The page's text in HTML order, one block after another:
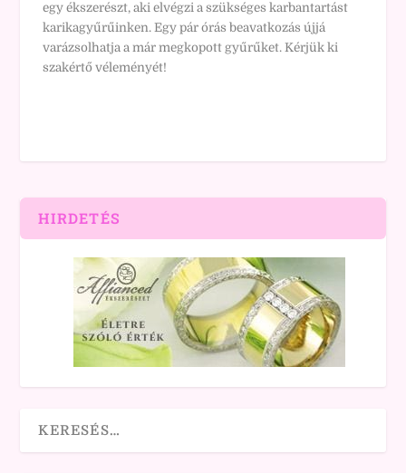
egy ékszerészt, aki elvégzi a szükséges karbantartást
karikagyűrűinken. Egy pár órás beavatkozás újjá
varázsolhatja a már megkopott gyűrűket. Kérjük ki
szakértő véleményét!
HIRDETÉS